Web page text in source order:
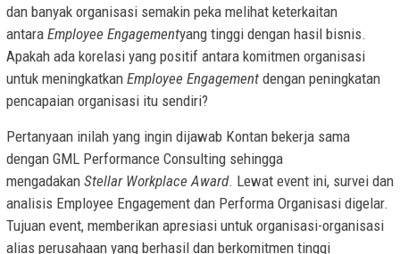
dan banyak organisasi semakin peka melihat keterkaitan
antara Employee Engagementyang tinggi dengan hasil bisnis.
Apakah ada korelasi yang positif antara komitmen organisasi
untuk meningkatkan Employee Engagement dengan peningkatan
pencapaian organisasi itu sendiri?
Pertanyaan inilah yang ingin dijawab Kontan bekerja sama
dengan GML Performance Consulting sehingga
mengadakan Stellar Workplace Award. Lewat event ini, survei dan
analisis Employee Engagement dan Performa Organisasi digelar.
Tujuan event, memberikan apresiasi untuk organisasi-organisasi
alias perusahaan yang berhasil dan berkomitmen tinggi